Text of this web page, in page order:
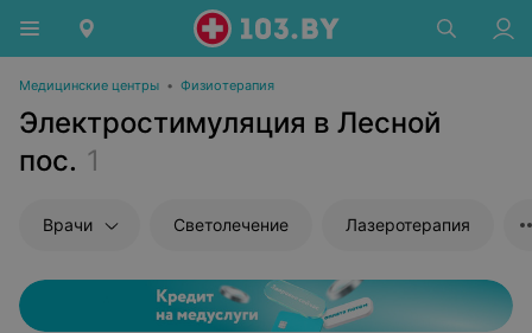
Медицинские центры • Физиотерапия
Электростимуляция в Лесной
пос. 1
Врачи Светолечение Лазеротерапия